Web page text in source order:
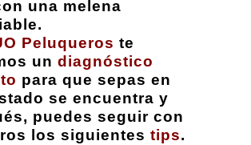
una melena
Peluqueros te
un diagnóstico
para que sepas en
se encuentra y
puedes seguir con
los siguientes tips.